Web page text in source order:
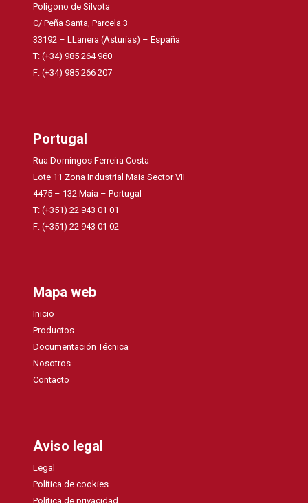
Poligono de Silvota
C/ Peña Santa, Parcela 3
33192 – LLanera (Asturias) – España
T: (+34) 985 264 960
F: (+34) 985 266 207
Portugal
Rua Domingos Ferreira Costa
Lote 11 Zona Industrial Maia Sector VII
4475 – 132 Maia – Portugal
T: (+351) 22 943 01 01
F: (+351) 22 943 01 02
Mapa web
Inicio
Productos
Documentación Técnica
Nosotros
Contacto
Aviso legal
Legal
Política de cookies
Política de privacidad